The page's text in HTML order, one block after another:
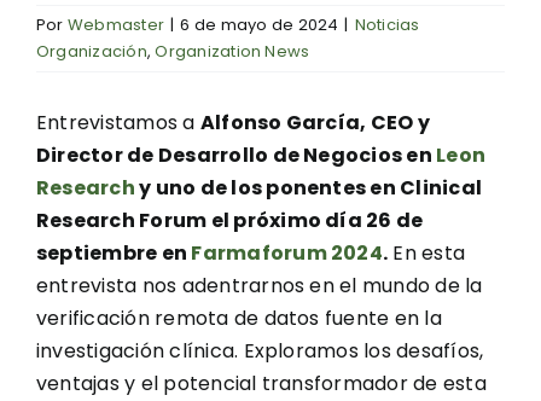
Por Webmaster | 6 de mayo de 2024 | Noticias
Organización,Organization News
Entrevistamos a Alfonso García, CEO y
Director de Desarrollo de Negocios en Leon
Researchy uno de los ponentes en Clinical
Research Forum el próximo día 26 de
septiembre en Farmaforum 2024. En esta
entrevista nos adentrarnos en el mundo de la
verificación remota de datos fuente en la
investigación clínica. Exploramos los desafíos,
ventajas y el potencial transformador de esta